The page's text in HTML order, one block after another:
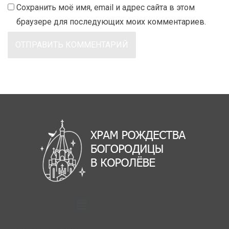
Сохранить моё имя, email и адрес сайта в этом
браузере для последующих моих комментариев.